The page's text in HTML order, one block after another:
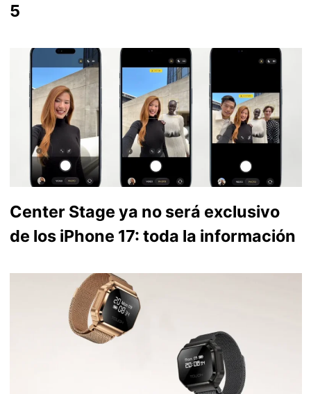
5
Center Stage ya no será exclusivo
de los iPhone 17: toda la información